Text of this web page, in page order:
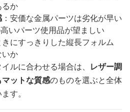
か
：安価な金属パーツは劣化が早い
いパーツ使用品が望ましい
きにすっきりした縦長フォルム
か
ルに合わせる場合は、 レザー調
ットな質感のものを選ぶと全体
す。